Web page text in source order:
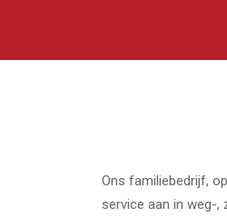
Ons familiebedrijf,
service aan in weg-